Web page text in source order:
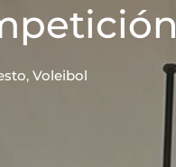
, Voleibol